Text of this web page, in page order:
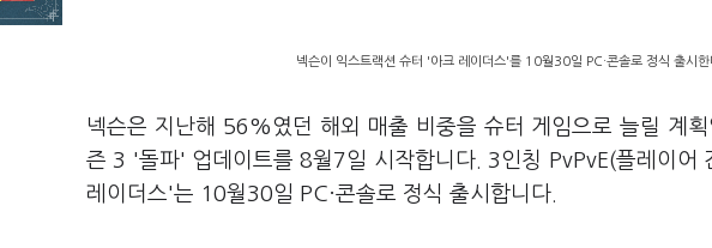
넥슨이 익스트랙션 슈터 '아크 레이더스'를 10월30일 PC·콘솔로 정식 출시
넥슨은 지난해 56%였던 해외 매출 비중을 슈터 게임으로 늘릴 계
즌 3 '돌파' 업데이트를 8월7일 시작합니다. 3인칭 PvPvE(플레이어
레이더스'는 10월30일 PC·콘솔로 정식 출시합니다.